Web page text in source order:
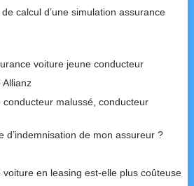
calcul d’une simulation assurance
voiture jeune conducteur
Allianz
conducteur malussé, conducteur
d’indemnisation de mon assureur ?
voiture en leasing est-elle plus coûteuse